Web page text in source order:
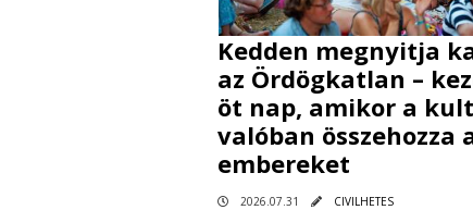
Kedden megnyitja
az Ördögkatlan –
öt nap, amikor a
valóban összehozza
embereket
2026.07.31 CIVILHETES